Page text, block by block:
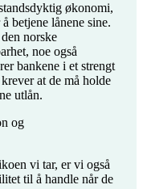
økonomi,
betjene lånene sine.
norske
noe også
bankene i et strengt
at de må holde
utlån.
og
vi tar, er vi også
til å handle når de